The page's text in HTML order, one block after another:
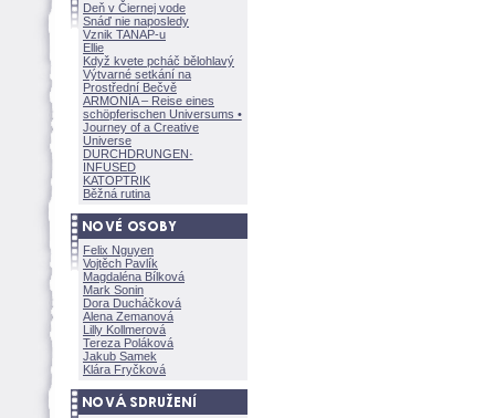
Deň v Čiernej vode
Snáď nie naposledy
Vznik TANAP-u
Ellie
Když kvete pcháč bělohlavý
Výtvarné setkání na
Prostřední Bečvě
ARMONÍA – Reise eines
schöpferischen Universums •
Journey of a Creative
Universe
DURCHDRUNGEN·
INFUSED
KATOPTRIK
Běžná rutina
Felix Nguyen
Vojtěch Pavlík
Magdaléna Bílkov
Mark Sonin
Dora Ducháčkov
Alena Zemanov
Lilly Kollmerov
Tereza Polákov
Jakub Samek
Klára Fryčkov